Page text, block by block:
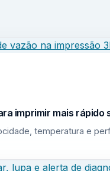
imprimir mais rápido
temperatura e